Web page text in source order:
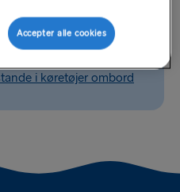
færgen?
i køretøjer ombord
Accepter alle cookies